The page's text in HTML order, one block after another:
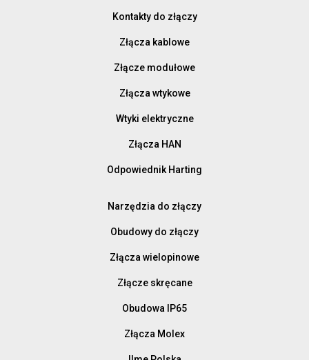
Kontakty do złączy
Złącza kablowe
Złącze modułowe
Złącza wtykowe
Wtyki elektryczne
Złącza HAN
Odpowiednik Harting
Narzędzia do złączy
Obudowy do złączy
Złącza wielopinowe
Złącze skręcane
Obudowa IP65
Złącza Molex